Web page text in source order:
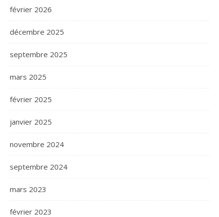
février 2026
décembre 2025
septembre 2025
mars 2025
février 2025
janvier 2025
novembre 2024
septembre 2024
mars 2023
février 2023